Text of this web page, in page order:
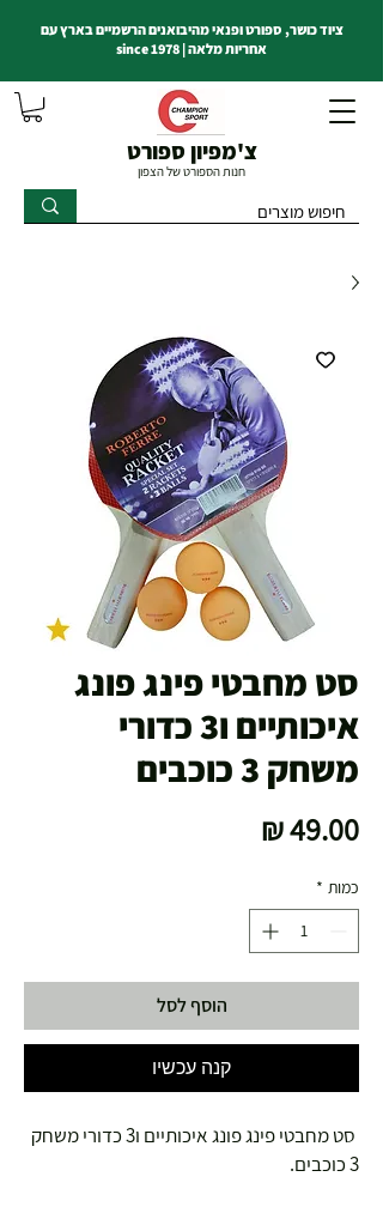
צ'מפיון ספורט
חנות הספורט של הצפון
ציוד כושר, ספורט ופנאי מהיבואנים הרשמיים בארץ עם
אחריות מלאה | since 1978
סט מחבטי פינג פונג
איכותיים ו3 כדורי
משחק 3 כוכבים
כמות *
הוסף לסל
קנה עכשיו
סט מחבטי פינג פונג איכותיים ו3 כדורי משחק
3 כוכבים.